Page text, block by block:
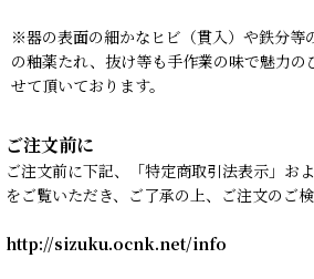
※器の表面の細かなヒビ（貫入）や鉄分等
の釉薬たれ、抜け等も手作業の味で魅力の
せて頂いております。
ご注文前に
ご注文前に下記、「特定商取引法表示」お
をご覧いただき、ご了承の上、ご注文のご
http://sizuku.ocnk.net/info